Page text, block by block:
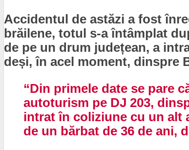
Accidentul de astăzi a fost
brăilene, totul s-a întâmplat
de pe un drum județean, a
deși, în acel moment, dinspre
“Din primele date se pare
autoturism pe DJ 203,
intrat în coliziune cu un alt
de un bărbat de 36 de ani,